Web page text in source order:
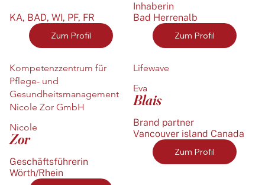
KA, BAD, WI, PF, FR
Zum Profil
Inhaberin
Bad Herrenalb
Zum Profil
Kompetenzzentrum für
Pflege- und
Gesundheitsmanagement
Nicole Zor GmbH
Nicole
Zor
Geschäftsführerin
Wörth/Rhein
Lifewave
Eva
Blais
Brand partner
Vancouver island Canada
Zum Profil